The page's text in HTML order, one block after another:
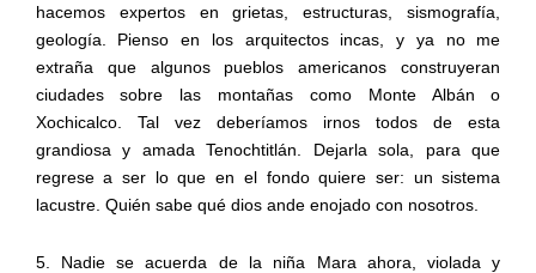
hacemos expertos en grietas, estructuras, sismografía,
geología. Pienso en los arquitectos incas, y ya no me
extraña que algunos pueblos americanos construyeran
ciudades sobre las montañas como Monte Albán o
Xochicalco. Tal vez deberíamos irnos todos de esta
grandiosa y amada Tenochtitlán. Dejarla sola, para que
regrese a ser lo que en el fondo quiere ser: un sistema
lacustre. Quién sabe qué dios ande enojado con nosotros.
5. Nadie se acuerda de la niña Mara ahora, violada y